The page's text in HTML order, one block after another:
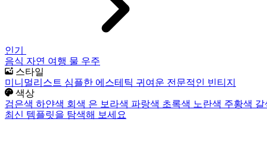
인기
음식 자연 여행 물 우주
스타일
미니멀리스트 심플한 에스테틱 귀여운 전문적인 빈티지
색상
검은색 하얀색 회색 은 보라색 파랑색 초록색 노란색 주황색
최신 템플릿을 탐색해 보세요